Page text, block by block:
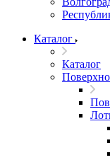
Каталог
Каталог